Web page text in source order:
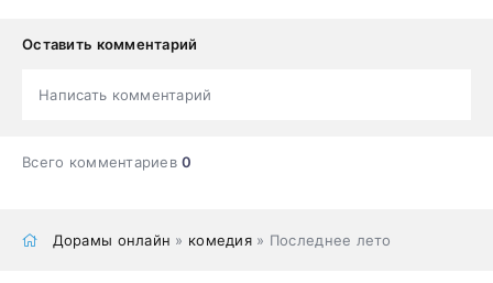
Оставить комментарий
Написать комментарий
Всего комментариев0
Дорамы онлайн » комедия » Последнее лето